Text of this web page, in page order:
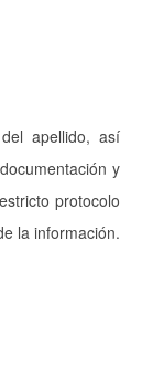
apellido, así
y
protocolo
la información.